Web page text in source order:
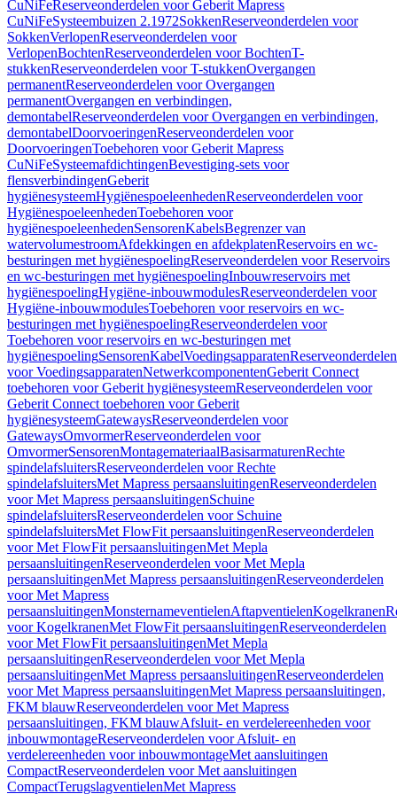
CuNiFeReserveonderdelen voor Geberit Mapress
CuNiFeSysteembuizen 2.1972SokkenReserveonderdelen voor
SokkenVerlopenReserveonderdelen voor
VerlopenBochtenReserveonderdelen voor BochtenT-
stukkenReserveonderdelen voor T-stukkenOvergangen
permanentReserveonderdelen voor Overgangen
permanentOvergangen en verbindingen,
demontabelReserveonderdelen voor Overgangen en verbindingen,
demontabelDoorvoeringenReserveonderdelen voor
DoorvoeringenToebehoren voor Geberit Mapress
CuNiFeSysteemafdichtingenBevestiging-sets voor
flensverbindingenGeberit
hygiënesysteemHygiënespoeleenhedenReserveonderdelen voor
HygiënespoeleenhedenToebehoren voor
hygiënespoeleenhedenSensorenKabelsBegrenzer van
watervolumestroomAfdekkingen en afdekplatenReservoirs en wc-
besturingen met hygiënespoelingReserveonderdelen voor Reservoirs
en wc-besturingen met hygiënespoelingInbouwreservoirs met
hygiënespoelingHygiëne-inbouwmodulesReserveonderdelen voor
Hygiëne-inbouwmodulesToebehoren voor reservoirs en wc-
besturingen met hygiënespoelingReserveonderdelen voor
Toebehoren voor reservoirs en wc-besturingen met
hygiënespoelingSensorenKabelVoedingsapparatenReserveonderdelen
voor VoedingsapparatenNetwerkcomponentenGeberit Connect
toebehoren voor Geberit hygiënesysteemReserveonderdelen voor
Geberit Connect toebehoren voor Geberit
hygiënesysteemGatewaysReserveonderdelen voor
GatewaysOmvormerReserveonderdelen voor
OmvormerSensorenMontagemateriaalBasisarmaturenRechte
spindelafsluitersReserveonderdelen voor Rechte
spindelafsluitersMet Mapress persaansluitingenReserveonderdelen
voor Met Mapress persaansluitingenSchuine
spindelafsluitersReserveonderdelen voor Schuine
spindelafsluitersMet FlowFit persaansluitingenReserveonderdelen
voor Met FlowFit persaansluitingenMet Mepla
persaansluitingenReserveonderdelen voor Met Mepla
persaansluitingenMet Mapress persaansluitingenReserveonderdelen
voor Met Mapress
persaansluitingenMonsternameventielenAftapventielenKogelkranen
voor KogelkranenMet FlowFit persaansluitingenReserveonderdelen
voor Met FlowFit persaansluitingenMet Mepla
persaansluitingenReserveonderdelen voor Met Mepla
persaansluitingenMet Mapress persaansluitingenReserveonderdelen
voor Met Mapress persaansluitingenMet Mapress persaansluitingen,
FKM blauwReserveonderdelen voor Met Mapress
persaansluitingen, FKM blauwAfsluit- en verdelereenheden voor
inbouwmontageReserveonderdelen voor Afsluit- en
verdelereenheden voor inbouwmontageMet aansluitingen
CompactReserveonderdelen voor Met aansluitingen
CompactTerugslagventielenMet Mapress